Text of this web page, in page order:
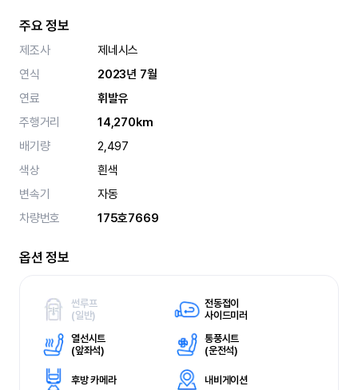
주요 정보
제조사
제네시스
연식
2023년 7월
연료
휘발유
주행거리
14,270km
배기량
2,497
색상
흰색
변속기
자동
차량번호
175호7669
옵션 정보
썬루프
(일반)
전동접이
사이드미러
열선시트
(앞좌석)
통풍시트
(운전석)
후방 카메라 내비게이션